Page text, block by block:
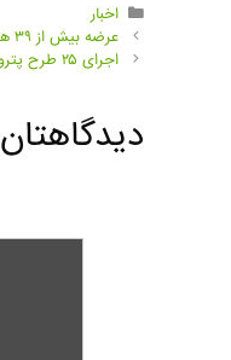
اخبار
عرضه بیش از ۳۹ هزار تن مواد پلیمری
اجرای ۲۵ طرح پتروشیمی در برنامه ششم توسعه